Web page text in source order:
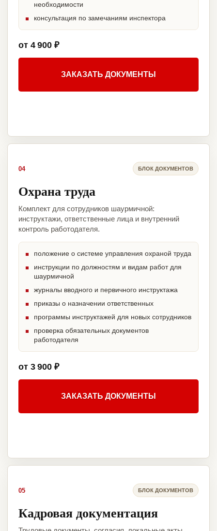
необходимости
консультация по замечаниям инспектора
от 4 900 ₽
ЗАКАЗАТЬ ДОКУМЕНТЫ
04 БЛОК ДОКУМЕНТОВ
Охрана труда
Комплект для сотрудников шаурмичной:
инструктажи, ответственные лица и внутренний
контроль работодателя.
положение о системе управления охраной труда
инструкции по должностям и видам работ для
шаурмичной
журналы вводного и первичного инструктажа
приказы о назначении ответственных
программы инструктажей для новых сотрудников
проверка обязательных документов
работодателя
от 3 900 ₽
ЗАКАЗАТЬ ДОКУМЕНТЫ
05 БЛОК ДОКУМЕНТОВ
Кадровая документация